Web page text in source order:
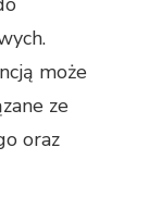
może
ze
oraz